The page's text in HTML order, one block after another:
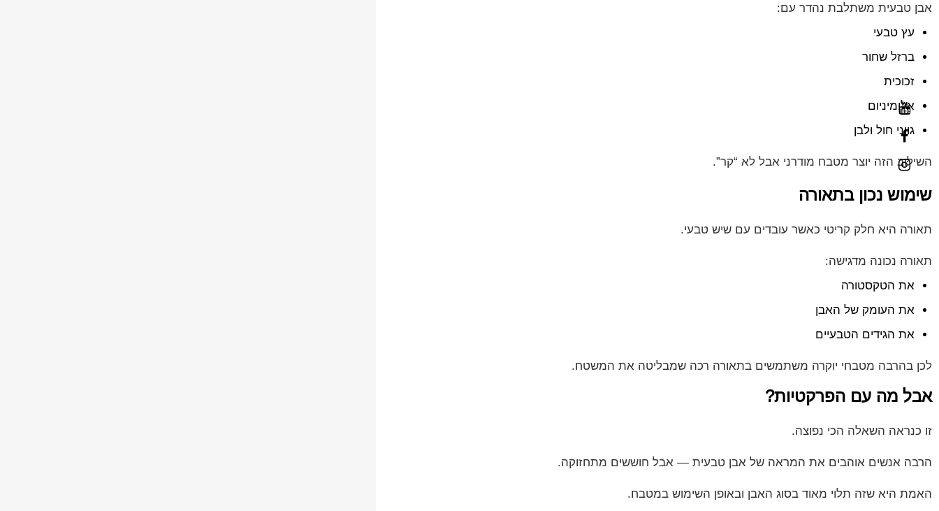
אבן טבעית משתלבת נהדר עם:
עץ טבעי
ברזל שחור
זכוכית
אלומיניום
גווני חול ולבן
השילוב הזה יוצר מטבח מודרני אבל לא “קר”.
שימוש נכון בתאורה
תאורה היא חלק קריטי כאשר עובדים עם שיש טבעי.
תאורה נכונה מדגישה:
את הטקסטורה
את העומק של האבן
את הגידים הטבעיים
לכן בהרבה מטבחי יוקרה משתמשים בתאורה רכה שמבליטה את המשטח.
אבל מה עם הפרקטיות?
זו כנראה השאלה הכי נפוצה.
הרבה אנשים אוהבים את המראה של אבן טבעית — אבל חוששים מתחזוקה.
האמת היא שזה תלוי מאוד בסוג האבן ובאופן השימוש במטבח.